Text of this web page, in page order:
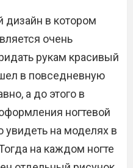
дизайн в котором
очень
рукам красивый
в повседневную
а до этого в
ногтевой
на моделях в
на каждом ногте